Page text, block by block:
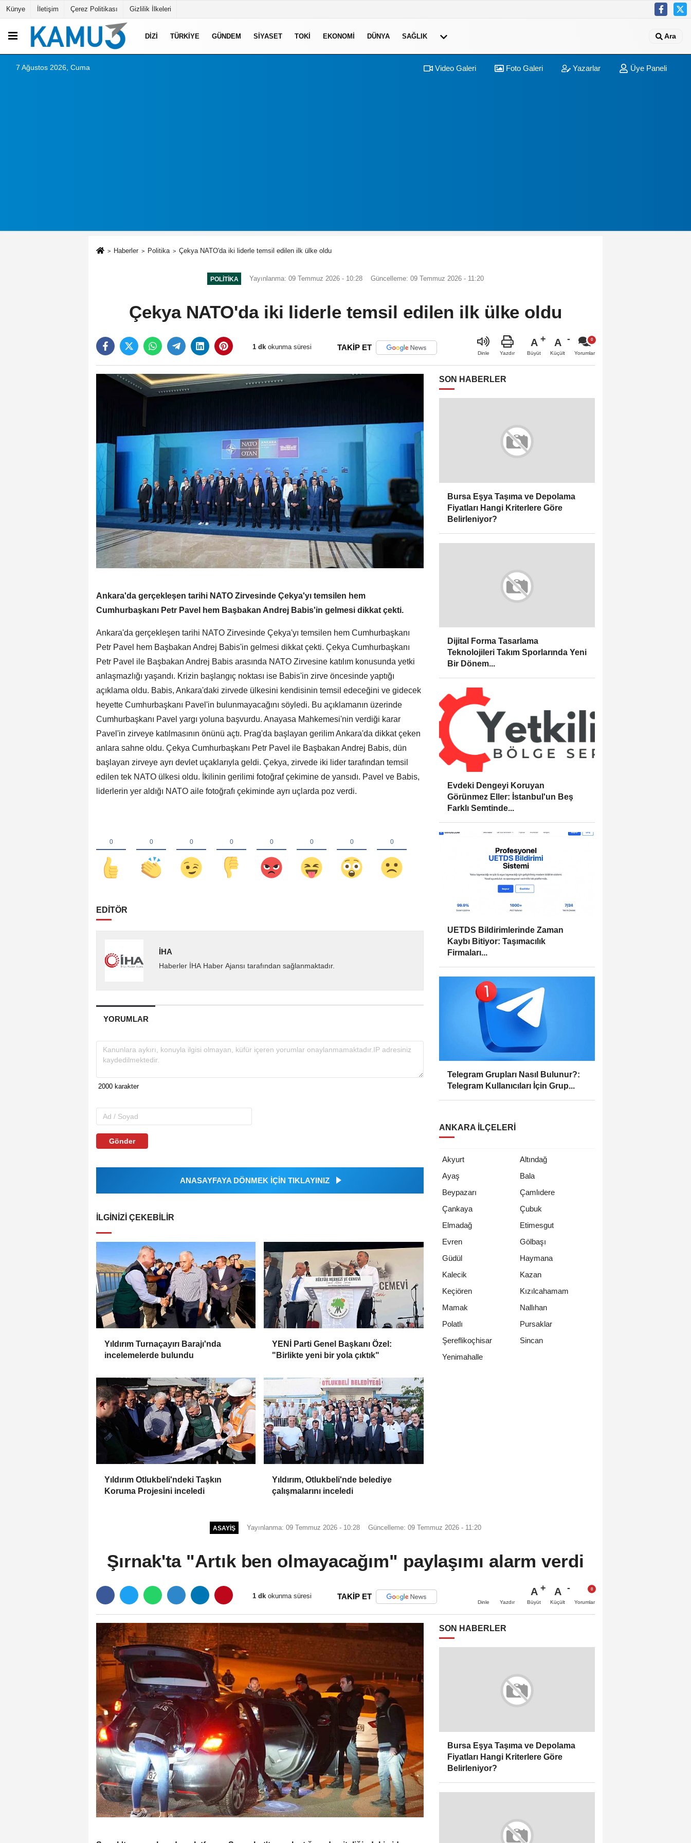
Künye İletişim Çerez Politikası Gizlilik İlkeleri
DIZI TÜRKIYE GÜNDEM SIYASET TOKI EKONOMI DÜNYA SAĞLIK Ara
7 Ağustos 2026, Cuma Video Galeri Foto Galeri Yazarlar Üye Paneli
Haberler Politika Çekya NATO'da iki liderle temsil edilen ilk ülke oldu
POLITIKA Yayınlanma: 09 Temmuz 2026 - 10:28 Güncelleme: 09 Temmuz 2026 - 11:20
Çekya NATO'da iki liderle temsil edilen ilk ülke oldu
1 dk okunma süresi TAKİP ET
Dinle Yazdır
A
Büyüt
A
Küçült Yorumlar
Ankara'da gerçekleşen tarihi NATO Zirvesinde Çekya'yı temsilen hem
Cumhurbaşkanı Petr Pavel hem Başbakan Andrej Babis'in gelmesi dikkat çekti.
Ankara'da gerçekleşen tarihi NATO Zirvesinde Çekya'yı temsilen hem Cumhurbaşkanı
Petr Pavel hem Başbakan Andrej Babis'in gelmesi dikkat çekti. Çekya Cumhurbaşkanı
Petr Pavel ile Başbakan Andrej Babis arasında NATO Zirvesine katılım konusunda yetki
anlaşmazlığı yaşandı. Krizin başlangıç noktası ise Babis'in zirve öncesinde yaptığı
açıklama oldu. Babis, Ankara'daki zirvede ülkesini kendisinin temsil edeceğini ve gidecek
heyette Cumhurbaşkanı Pavel'in bulunmayacağını söyledi. Bu açıklamanın üzerinde
Cumhurbaşkanı Pavel yargı yoluna başvurdu. Anayasa Mahkemesi'nin verdiği karar
Pavel'in zirveye katılmasının önünü açtı. Prag'da başlayan gerilim Ankara'da dikkat çeken
anlara sahne oldu. Çekya Cumhurbaşkanı Petr Pavel ile Başbakan Andrej Babis, dün
başlayan zirveye ayrı devlet uçaklarıyla geldi. Çekya, zirvede iki lider tarafından temsil
edilen tek NATO ülkesi oldu. İkilinin gerilimi fotoğraf çekimine de yansıdı. Pavel ve Babis,
liderlerin yer aldığı NATO aile fotoğrafı çekiminde ayrı uçlarda poz verdi.
EDİTÖR
İHA
Haberler İHA Haber Ajansı tarafından sağlanmaktadır.
YORUMLAR
Gönder
ANASAYFAYA DÖNMEK İÇİN TIKLAYINIZ
İLGINIZI ÇEKEBILIR
Yıldırım Turnaçayırı Barajı'nda
incelemelerde bulundu
YENİ Parti Genel Başkanı Özel:
"Birlikte yeni bir yola çıktık"
Yıldırım Otlukbeli'ndeki Taşkın
Koruma Projesini inceledi
Yıldırım, Otlukbeli'nde belediye
çalışmalarını inceledi
SON HABERLER
Bursa Eşya Taşıma ve Depolama
Fiyatları Hangi Kriterlere Göre
Belirleniyor?
Dijital Forma Tasarlama
Teknolojileri Takım Sporlarında Yeni
Bir Dönem...
Evdeki Dengeyi Koruyan
Görünmez Eller: İstanbul'un Beş
Farklı Semtinde...
UETDS Bildirimlerinde Zaman
Kaybı Bitiyor: Taşımacılık
Firmaları...
Telegram Grupları Nasıl Bulunur?:
Telegram Kullanıcıları İçin Grup...
ANKARA İLÇELERI
Akyurt
Altındağ
Ayaş
Bala
Beypazarı
Çamlıdere
Çankaya
Çubuk
Elmadağ
Etimesgut
Evren
Gölbaşı
Güdül
Haymana
Kalecik
Kazan
Keçiören
Kızılcahamam
Mamak
Nallıhan
Polatlı
Pursaklar
Şereflikoçhisar
Sincan
Yenimahalle
ASAYIŞ Yayınlanma: 09 Temmuz 2026 - 10:28 Güncelleme: 09 Temmuz 2026 - 11:20
Şırnak'ta "Artık ben olmayacağım" paylaşımı alarm verdi
1 dk okunma süresi TAKİP ET
Dinle Yazdır
A
Büyüt
A
Küçült Yorumlar
SON HABERLER
Bursa Eşya Taşıma ve Depolama
Fiyatları Hangi Kriterlere Göre
Belirleniyor?